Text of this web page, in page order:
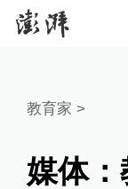
教育家 >
媒体